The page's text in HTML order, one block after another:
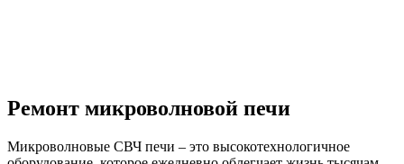
Ремонт микроволновой печи
Микроволновые СВЧ печи – это высокотехнологичное